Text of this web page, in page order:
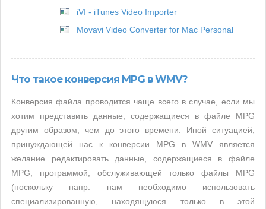
iVI - iTunes Video Importer
Movavi Video Converter for Mac Personal
Что такое конверсия MPG в WMV?
Конверсия файла проводится чаще всего в случае, если мы
хотим представить данные, содержащиеся в файле MPG
другим образом, чем до этого времени. Иной ситуацией,
принуждающей нас к конверсии MPG в WMV является
желание редактировать данные, содержащиеся в файле
MPG, программой, обслуживающей только файлы MPG
(поскольку напр. нам необходимо использовать
специализированную, находящуюся только в этой